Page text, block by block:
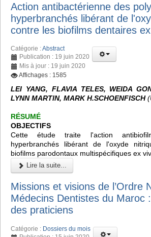
Action antibactérienne des
hyperbranchés libérant de
contre les biofilms dentaires
Catégorie :Abstract
Publication : 19 juin 2020
Mis à jour : 19 juin 2020
Affichages : 1585
LEI YANG, FLAVIA TELES, WEIDA
LYNN MARTIN, MARK H.SCHOENFISCH
RÉSUMÉ
OBJECTIFS
Cette étude traite l'action
hyperbranchés libérant de l'oxyde
biofilms parodontaux multispécifiques ex
Lire la suite...
Missions et visions de l’Ordre
Médecins Dentistes du Maroc
des praticiens
Catégorie : Dossiers du mois